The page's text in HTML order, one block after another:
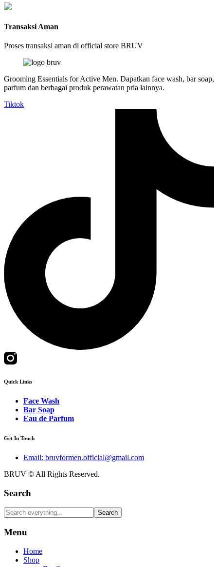
Transaksi Aman
Proses transaksi aman di official store BRUV
Grooming Essentials for Active Men. Dapatkan face wash, bar soap,
parfum dan berbagai produk perawatan pria lainnya.
Tiktok
Quick Links
Face Wash
Bar Soap
Eau de Parfum
Get In Touch
Email: bruvformen.official@gmail.com
BRUV © All Rights Reserved.
Search
Search
Menu
Home
Shop